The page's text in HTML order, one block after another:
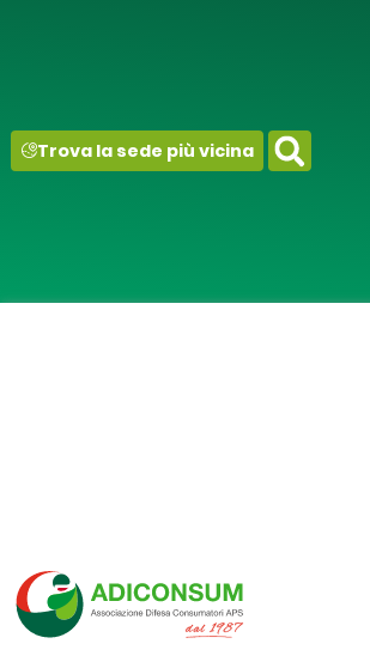
Trova la sede più vicina